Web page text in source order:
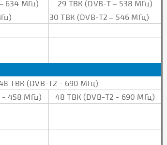
634 МГц)
29 ТВК (DVB-Т – 538 МГц)
30 ТВК (DVB-Т2 – 546 МГц)
ТВК (DVB-Т2 - 690 МГц)
- 458 МГц) 48 ТВК (DVB-Т2 - 690 МГц)